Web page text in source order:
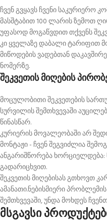
ჩვენ გვყავს ჩვენი საკურიერო
მასშტაბით 100 ლარის ზემოთ
უფასოდ მოგაწვდით თქვენს
კი ყველაზე დაბალი ტარიფით
მიწოდების ვადებთან
ნომერზე.
შეკვეთის მიღების
მოცულობითი შეკვეთების
სურვილის შემთხვევაში
წინასწარ.
კურიერის მოვალეობაში არ
მონტაჟი - ჩვენ შეგვიძლია
ანგარიშწორება ხორციელდება:
გადარიცხვით.
შეკვეთის მიღებისას გთხოვთ
ამანათი.ნებისმიერი
შემთხვევაში, უნდა მოხდეს
მსგავსი